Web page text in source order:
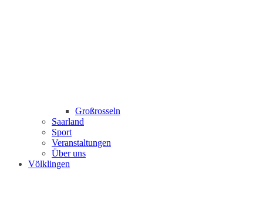
Großrosseln
Saarland
Sport
Veranstaltungen
Über uns
Völklingen